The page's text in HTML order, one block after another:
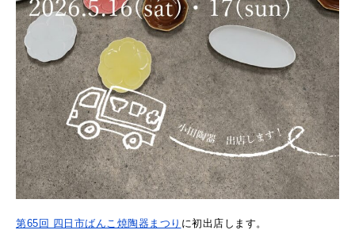
第65回 四日市ばんこ焼陶器まつり に初出店します。